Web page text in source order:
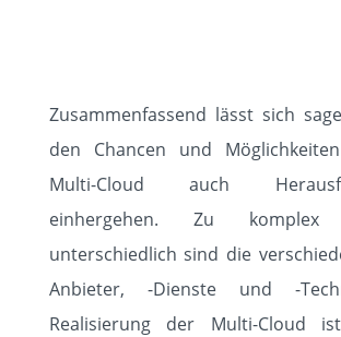
Zusammenfassend lässt sich
den Chancen und
Multi-Cloud auch
einhergehen. Zu
unterschiedlich sind die
Anbieter, -Dienste und -
Realisierung der Multi-Cloud